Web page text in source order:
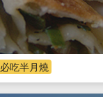
必吃半月燒